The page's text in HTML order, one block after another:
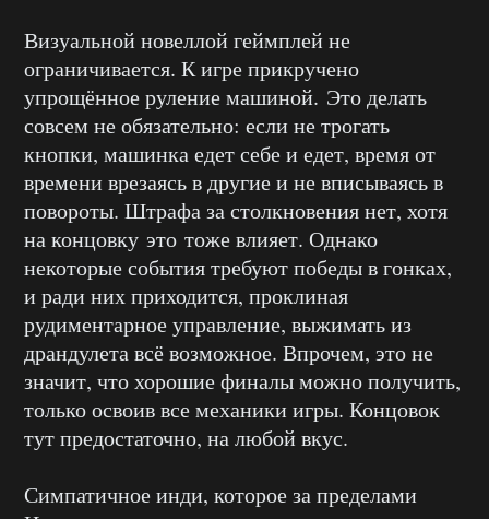
Визуальной новеллой геймплей не
ограничивается. К игре прикручено
упрощённое руление машиной. Это делать
совсем не обязательно: если не трогать
кнопки, машинка едет себе и едет, время от
времени врезаясь в другие и не вписываясь в
повороты. Штрафа за столкновения нет, хотя
на концовку это тоже влияет. Однако
некоторые события требуют победы в гонках,
и ради них приходится, проклиная
рудиментарное управление, выжимать из
драндулета всё возможное. Впрочем, это не
значит, что хорошие финалы можно получить,
только освоив все механики игры. Концовок
тут предостаточно, на любой вкус.
Симпатичное инди, которое за пределами